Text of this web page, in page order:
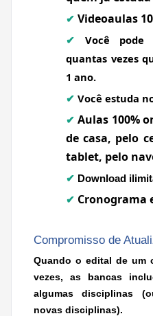
✔ Videoaulas
✔
Você pode
quantas vezes
1 ano.
✔ Você estuda
✔ Aulas 100%
de casa, pelo
tablet, pelo
✔ Download
✔ Cronograma
Compromisso de
Quando o edital de um
vezes, as bancas
algumas disciplinas
novas disciplinas).